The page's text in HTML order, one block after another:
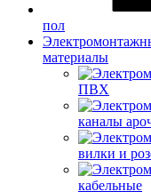
пол
материалы
ПВХ
каналы
вилки и
кабельные